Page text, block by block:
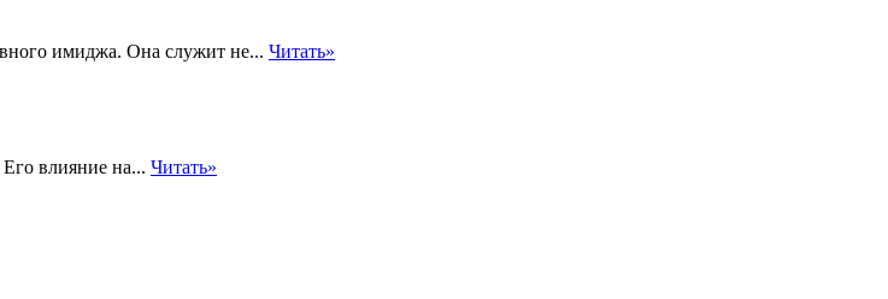
имиджа. Она служит не... Читать»
влияние на... Читать»